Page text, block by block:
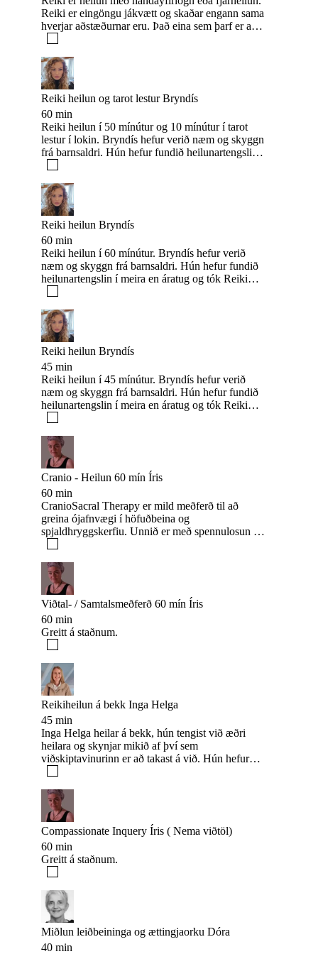
Reiki er eingöngu jákvætt og skaðar engann sama
hverjar aðstæðurnar eru. Það eina sem þarf er að
komast í Bowenmeðferð hjá mér leggi inn pöntun
hér https://noona.is/bowenstofanendurefling
Reiki heilun og tarot lestur Bryndís
60 min
Reiki heilun í 50 mínútur og 10 mínútur í tarot
lestur í lokin. Bryndís hefur verið næm og skyggn
frá barnsaldri. Hún hefur fundið heilunartengslin í
með réttindi frá Rishikesh á Indlandi og hefur
iðkað Vipassana hugleiðslu.
Reiki heilun Bryndís
60 min
Reiki heilun í 60 mínútur. Bryndís hefur verið
næm og skyggn frá barnsaldri. Hún hefur fundið
heilunartengslin í meira en áratug og tók Reiki
Indlandi og hefur iðkað Vipassana hugleiðslu.
Reiki heilun Bryndís
45 min
Reiki heilun í 45 mínútur. Bryndís hefur verið
næm og skyggn frá barnsaldri. Hún hefur fundið
heilunartengslin í meira en áratug og tók Reiki
Indlandi og hefur iðkað Vipassana hugleiðslu.
Cranio - Heilun 60 mín Íris
60 min
CranioSacral Therapy er mild meðferð til að
greina ójafnvægi í höfuðbeina og
spjaldhryggskerfiu. Unnið er með spennulosun í
Viðtal- / Samtalsmeðferð 60 mín Íris
60 min
Greitt á staðnum.
Reikiheilun á bekk Inga Helga
45 min
Inga Helga heilar á bekk, hún tengist við æðri
heilara og skynjar mikið af því sem
viðskiptavinurinn er að takast á við. Hún hefur
miðlun hjá Ester Sveinbjarnardóttur.
Compassionate Inquery Íris ( Nema viðtöl)
60 min
Greitt á staðnum.
Miðlun leiðbeininga og ættingjaorku Dóra
40 min